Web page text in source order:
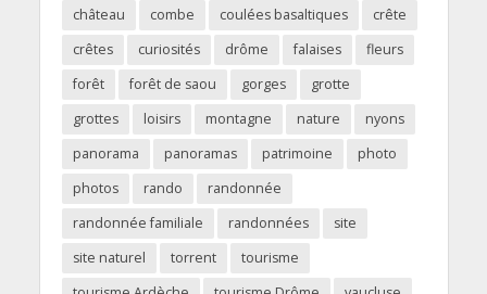
château
combe coulées basaltiques
crête
crêtes
curiosités drôme falaises
fleurs
forêt
forêt de saou gorges
grotte
grottes
loisirs montagne nature
nyons
panorama
panoramas patrimoine
photo
photos
rando
randonnée
randonnée familiale
randonnées
site
site naturel
torrent
tourisme